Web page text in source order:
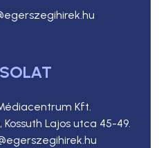
Kft.
Lajos utca 45-49.